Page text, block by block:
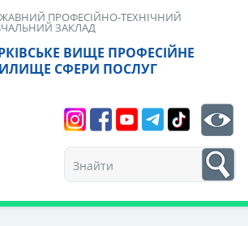
ВИЩЕ ПРОФЕСІЙНЕ
СФЕРИ ПОСЛУГ
ПРОФЕСІЙНО-ТЕХНІЧНИЙ
ЗАКЛАД
1